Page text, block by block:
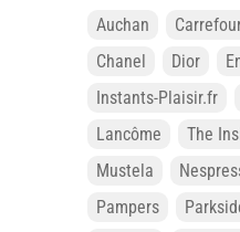
Auchan
Chanel
Dior
Instants-Plaisir.fr
Lancôme
The
Mustela
Pampers